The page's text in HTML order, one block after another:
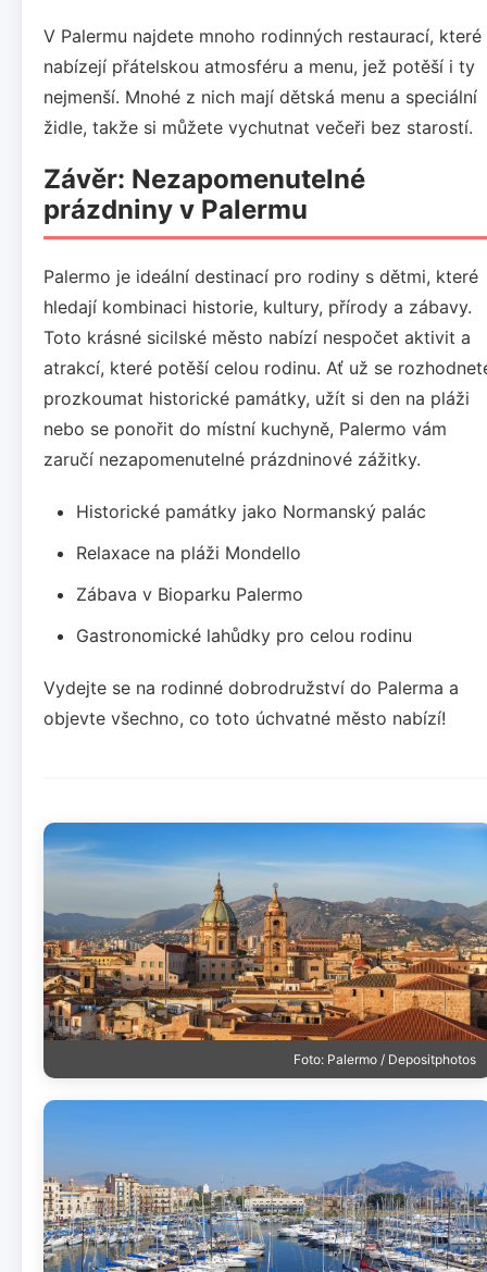
V Palermu najdete mnoho rodinných restaurací, které
nabízejí přátelskou atmosféru a menu, jež potěší i ty
nejmenší. Mnohé z nich mají dětská menu a speciální
židle, takže si můžete vychutnat večeři bez starostí.
Závěr: Nezapomenutelné
prázdniny v Palermu
Palermo je ideální destinací pro rodiny s dětmi, které
hledají kombinaci historie, kultury, přírody a zábavy.
Toto krásné sicilské město nabízí nespočet aktivit a
atrakcí, které potěší celou rodinu. Ať už se
prozkoumat historické památky, užít si den na pláži
nebo se ponořit do místní kuchyně, Palermo vám
zaručí nezapomenutelné prázdninové zážitky.
Historické památky jako Normanský palác
Relaxace na pláži Mondello
Zábava v Bioparku Palermo
Gastronomické lahůdky pro celou rodinu
Vydejte se na rodinné dobrodružství do Palerma a
objevte všechno, co toto úchvatné město nabízí!
Foto: Palermo / Depositphotos